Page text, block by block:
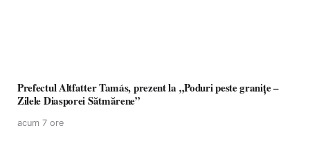
Prefectul Altfatter Tamás, prezent la „Poduri peste granițe –
Zilele Diasporei Sătmărene”
acum 7 ore